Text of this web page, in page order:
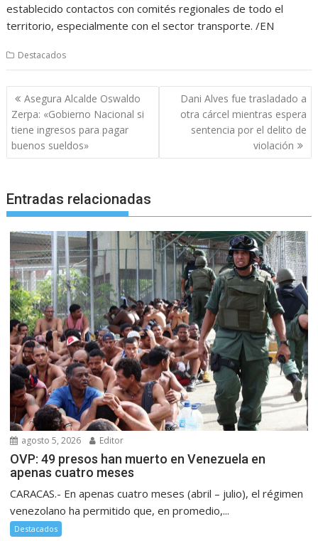
establecido contactos con comités regionales de todo el
territorio, especialmente con el sector transporte. /EN
Destacados
Navegación
de
entradas
Asegura Alcalde Oswaldo
Zerpa: «Gobierno Nacional si
tiene ingresos para pagar
buenos sueldos»
Dani Alves fue trasladado a
otra cárcel mientras espera
sentencia por el delito de
violación
Entradas relacionadas
agosto 5, 2026 Editor
OVP: 49 presos han muerto en Venezuela en
apenas cuatro meses
CARACAS.- En apenas cuatro meses (abril – julio), el régimen
venezolano ha permitido que, en promedio,...
Destacados